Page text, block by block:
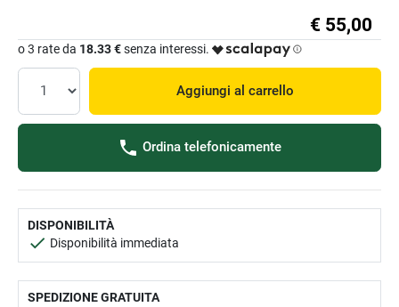
€ 55,00
o 3 rate da 18.33 €senza interessi.
Aggiungi al carrello
Ordina telefonicamente
DISPONIBILITÀ
Disponibilità immediata
SPEDIZIONE GRATUITA